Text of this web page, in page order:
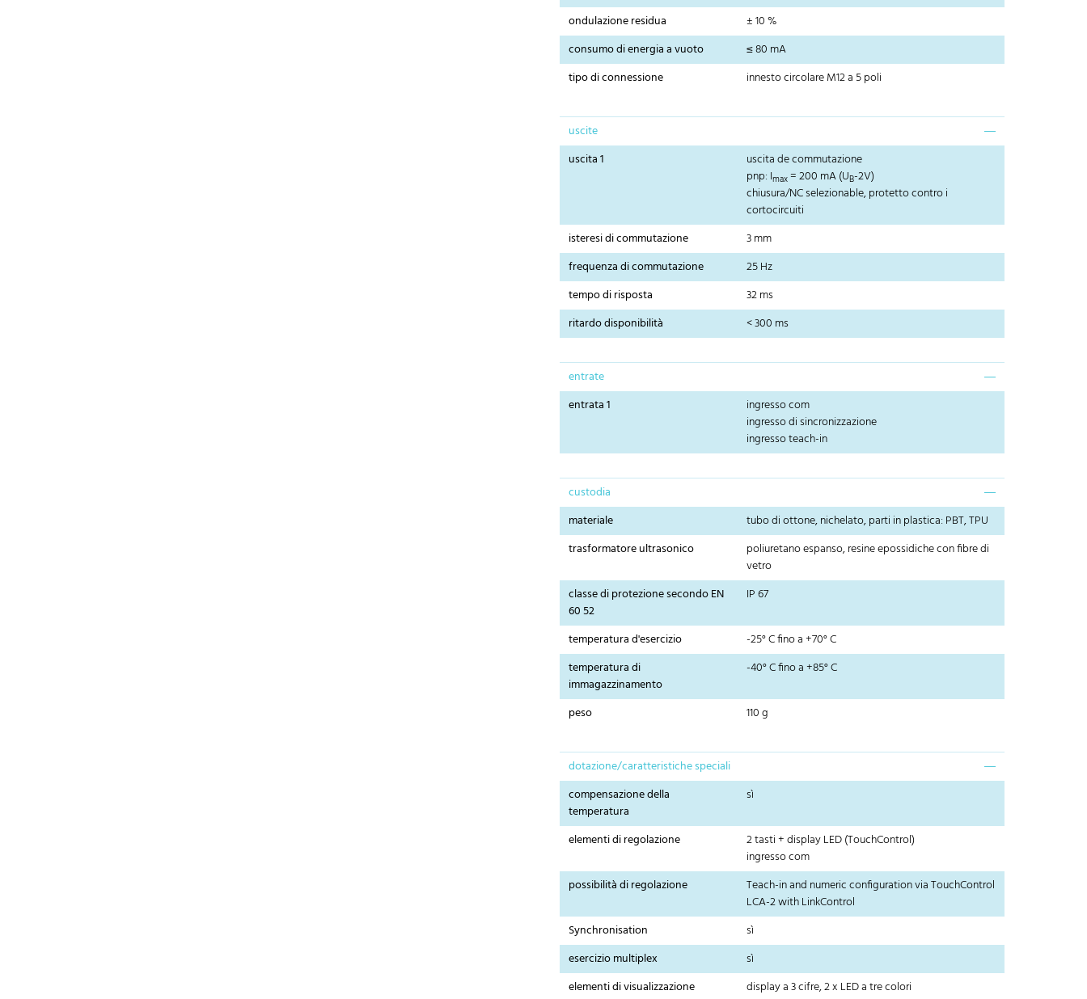
ondulazione residua
± 10 %
consumo di energia a vuoto
≤ 80 mA
tipo di connessione
innesto circolare M12 a 5 poli
uscite
uscita 1
uscita de commutazione
pnp: Imax= 200 mA (UB-2V)
chiusura/NC selezionable, protetto contro i
cortocircuiti
isteresi di commutazione
3 mm
frequenza di commutazione
25 Hz
tempo di risposta
32 ms
ritardo disponibilità
< 300 ms
entrate
entrata 1
ingresso com
ingresso di sincronizzazione
ingresso teach-in
custodia
materiale
tubo di ottone, nichelato, parti in plastica: PBT, TPU
trasformatore ultrasonico
poliuretano espanso, resine epossidiche con fibre di
vetro
classe di protezione secondo EN
60 52
IP 67
temperatura d'esercizio
-25° C fino a +70° C
temperatura di
immagazzinamento
-40° C fino a +85° C
peso 110 g
dotazione/caratteristiche speciali
compensazione della
temperatura
sì
elementi di regolazione
2 tasti + display LED (TouchControl)
ingresso com
possibilità di regolazione
Teach-in and numeric configuration via TouchControl
LCA-2 with LinkControl
Synchronisation
sì
esercizio multiplex
sì
elementi di visualizzazione
display a 3 cifre, 2 x LED a tre colori